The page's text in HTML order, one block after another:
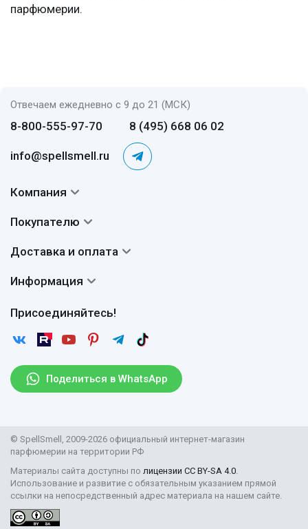
парфюмерии.
Отвечаем ежедневно с 9 до 21 (МСК)
8-800-555-97-70 8 (495) 668 06 02
info@spellsmell.ru
Поделиться в WhatsApp
Присоединяйтесь!
Компания
Авторы
Сертификаты
Покупателю
Вопросы и ответы
Отзывы
Статьи
Рассылка
Доставка и оплата
Доставка
Возврат
Информация
Пользовательское соглашение
Защита персональных данных
Правила продажи товаров (Постановление Правительства
Поставщикам
© SpellSmell, 2009-2026 официальный интернет-магазин
парфюмерии на территории РФ
Материалы сайта доступны по лицензии CC BY-SA 4.0.
Использование и развитие с обязательным указанием прямой
ссылки на непосредственный адрес материала на нашем сайте.